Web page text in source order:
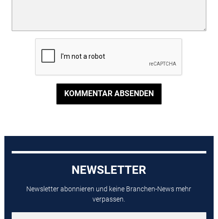
KOMMENTAR ABSENDEN
NEWSLETTER
Newsletter abonnieren und keine Branchen-News mehr
verpassen.